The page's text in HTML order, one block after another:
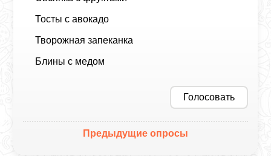
Тосты с авокадо
Творожная запеканка
Блины с медом
Голосовать
Предыдущие опросы